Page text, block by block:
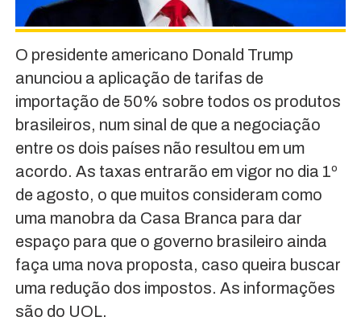
O presidente americano Donald Trump
anunciou a aplicação de tarifas de
importação de 50% sobre todos os produtos
brasileiros, num sinal de que a negociação
entre os dois países não resultou em um
acordo. As taxas entrarão em vigor no dia 1º
de agosto, o que muitos consideram como
uma manobra da Casa Branca para dar
espaço para que o governo brasileiro ainda
faça uma nova proposta, caso queira buscar
uma redução dos impostos. As informações
são do UOL.